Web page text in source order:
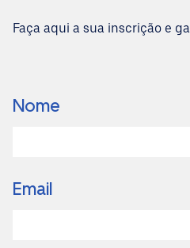
Faça aqui a sua inscrição e
Nome
Email